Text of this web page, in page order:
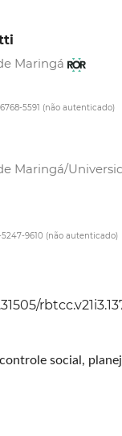
Maringá
5591 (não autenticado)
Maringá/
9610 (não autenticado)
social,